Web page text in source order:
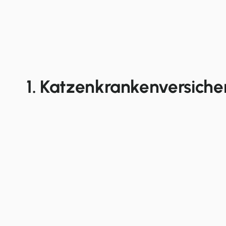
1.